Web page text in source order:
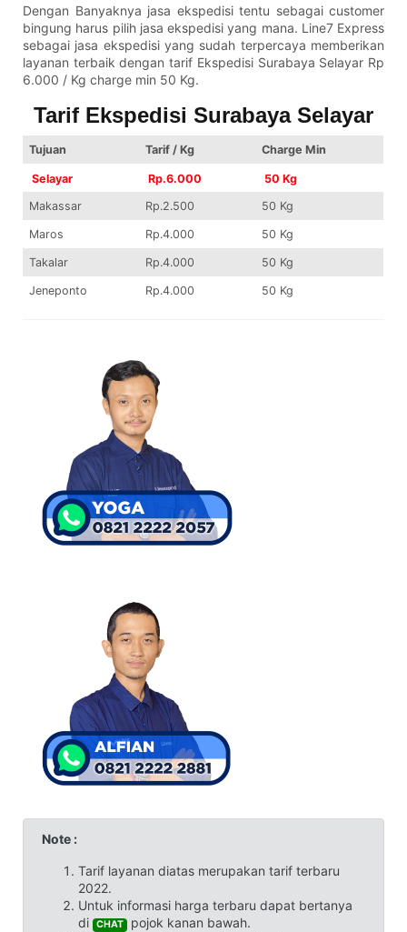
Dengan Banyaknya jasa ekspedisi tentu sebagai customer
bingung harus pilih jasa ekspedisi yang mana. Line7 Express
sebagai jasa ekspedisi yang sudah terpercaya memberikan
layanan terbaik dengan tarif Ekspedisi Surabaya Selayar Rp
6.000 / Kg charge min 50 Kg.
Tarif Ekspedisi Surabaya Selayar
Tujuan Tarif / Kg Charge Min
Selayar Rp.6.000 50 Kg
Makassar Rp.2.500 50 Kg
Maros Rp.4.000 50 Kg
Takalar Rp.4.000 50 Kg
Jeneponto Rp.4.000 50 Kg
Note :
Tarif layanan diatas merupakan tarif terbaru
2022.
Untuk informasi harga terbaru dapat bertanya
di
CHAT
pojok kanan bawah.